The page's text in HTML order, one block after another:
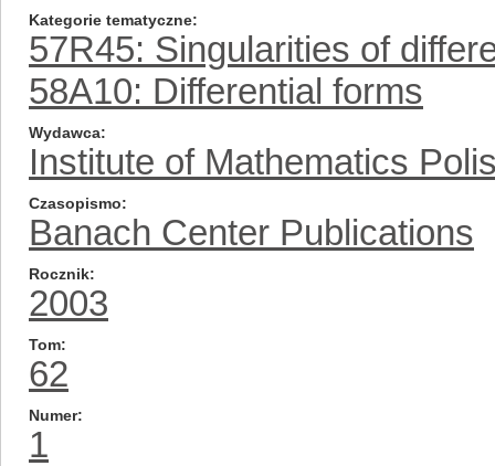
Kategorie tematyczne
57R45: Singularities of
58A10: Differential forms
Wydawca
Institute of Mathematics
Czasopismo
Banach Center Publications
Rocznik
2003
Tom
62
Numer
1